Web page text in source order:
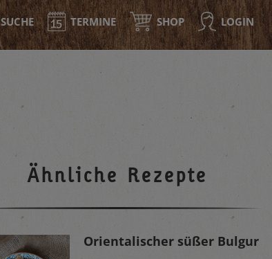
SUCHE TERMINE SHOP LOGIN
Ähnliche Rezepte
Orientalischer süßer Bulgur